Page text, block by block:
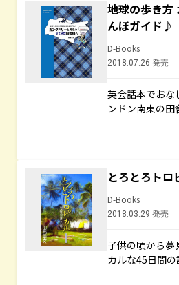
地球の歩き方
んぽガイド♪
D-Books
2018.07.26 発売
英会話本でおな
ンドン南東の田
とろとろト
D-Books
2018.03.29 発売
子供の頃から
カルな45日間の